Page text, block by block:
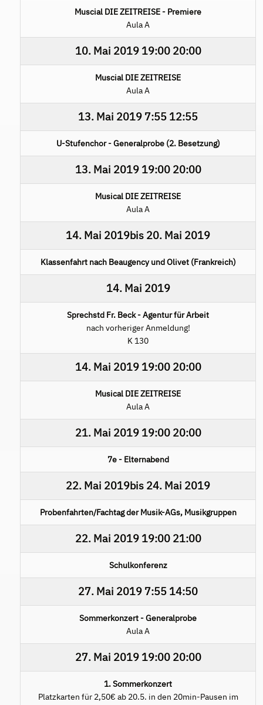
Muscial DIE ZEITREISE - Premiere
Aula A
10. Mai 201919:00 20:00
Muscial DIE ZEITREISE
Aula A
13. Mai 2019 7:55 12:55
U-Stufenchor - Generalprobe (2. Besetzung)
13. Mai 201919:00 20:00
Musical DIE ZEITREISE
Aula A
14. Mai 2019bis 20. Mai 2019
Klassenfahrt nach Beaugency und Olivet (Frankreich)
14. Mai 2019
Sprechstd Fr. Beck - Agentur für Arbeit
nach vorheriger Anmeldung!
K 130
14. Mai 201919:00 20:00
Musical DIE ZEITREISE
Aula A
21. Mai 201919:00 20:00
7e - Elternabend
22. Mai 2019bis 24. Mai 2019
Probenfahrten/Fachtag der Musik-AGs, Musikgruppen
22. Mai 201919:00 21:00
Schulkonferenz
27. Mai 2019 7:55 14:50
Sommerkonzert - Generalprobe
Aula A
27. Mai 201919:00 20:00
1. Sommerkonzert
Platzkarten für 2,50€ ab 20.5. in den 20min-Pausen im